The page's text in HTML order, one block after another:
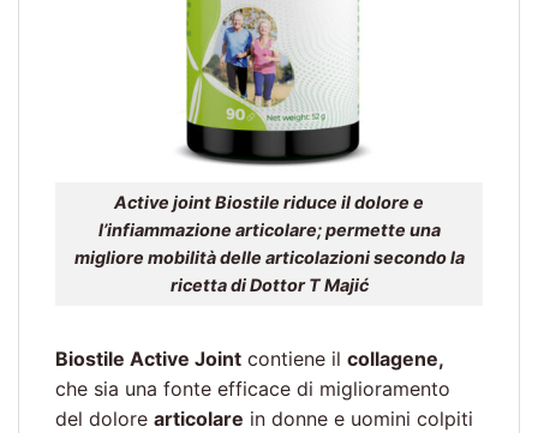
Active joint Biostile riduce il dolore e
l’infiammazione articolare; permette una
migliore mobilità delle articolazioni secondo la
ricetta di Dottor T Majić
Biostile Active Joint contiene il collagene,
che sia una fonte efficace di miglioramento
del dolore articolare in donne e uomini colpiti